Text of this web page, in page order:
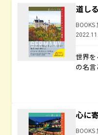
道し
BOOKS
世界を
の名
心に
BOOKS